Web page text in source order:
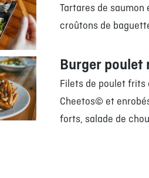
Tartares de
croûtons de
Burger poulet
Filets de poulet frits
Cheetos© et
forts, salade de